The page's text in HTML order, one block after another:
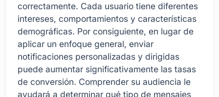
correctamente. Cada usuario tiene diferentes
intereses, comportamientos y características
demográficas. Por consiguiente, en lugar de
aplicar un enfoque general, enviar
notificaciones personalizadas y dirigidas
puede aumentar significativamente las tasas
de conversión. Comprender su audiencia le
ayudará a determinar qué tipo de mensajes